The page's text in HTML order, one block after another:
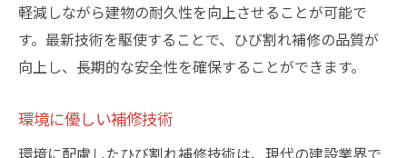
軽減しながら建物の耐久性を向上させることが可能で
す。最新技術を駆使することで、ひび割れ補修の品質が
向上し、長期的な安全性を確保することができます。
環境に優しい補修技術
環境に配慮したひび割れ補修技術は、現代の建設業界で